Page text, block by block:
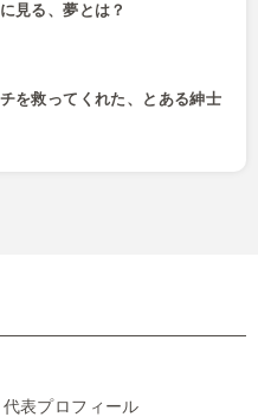
見る、夢とは？
を救ってくれた、とある紳士
代表プロフィール